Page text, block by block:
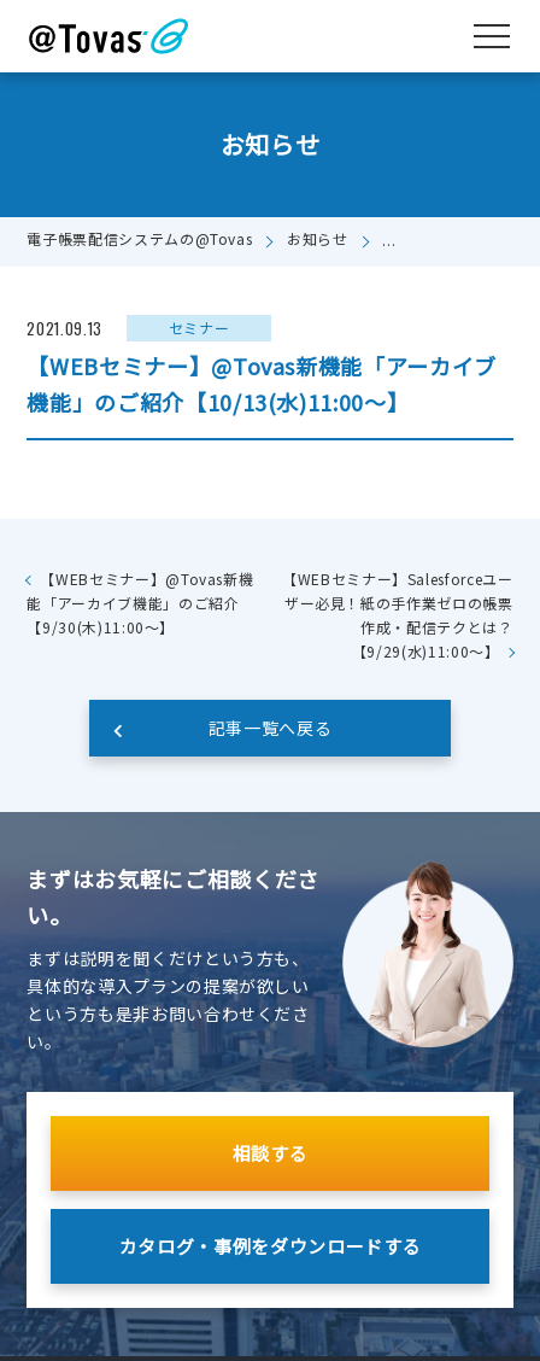
お知らせ
電子帳票配信システムの@Tovas お知らせ
2021.09.13 セミナー
【WEBセミナー】@Tovas新機能「アーカイブ
機能」のご紹介【10/13(水)11:00～】
【WEBセミナー】@Tovas新機
能「アーカイブ機能」のご紹介
【9/30(木)11:00～】
【WEBセミナー】Salesforceユー
ザー必見！紙の手作業ゼロの帳票
作成・配信テクとは？
【9/29(水)11:00～】
記事一覧へ戻る
まずはお気軽にご相談くださ
い。
まずは説明を聞くだけという方も、
具体的な導入プランの提案が欲しい
という方も是非お問い合わせくださ
い。
相談する
カタログ・事例をダウンロードする